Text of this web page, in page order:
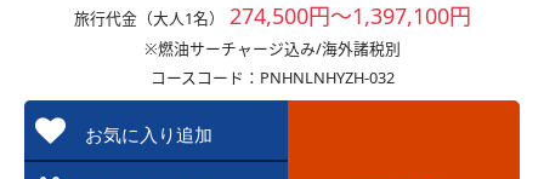
旅行代金（大人1名） 274,500円～1,397,100円
※燃油サーチャージ込み/海外諸税別
コースコード：PNHNLNHYZH-032
お気に入り追加